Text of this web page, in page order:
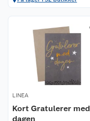
LINEA
Kort Gratulerer med
dagen